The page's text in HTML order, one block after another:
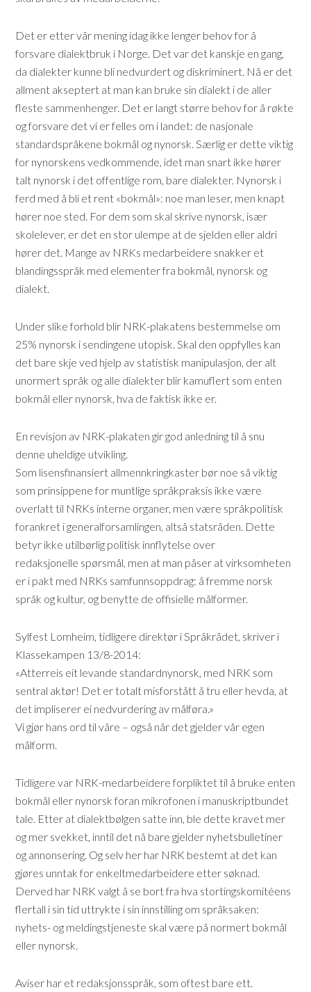
Det er etter vår mening idag ikke lenger behov for å
forsvare dialektbruk i Norge. Det var det kanskje en gang,
da dialekter kunne bli nedvurdert og diskriminert. Nå er det
allment akseptert at man kan bruke sin dialekt i de aller
fleste sammenhenger. Det er langt større behov for å røkte
og forsvare det vi er felles om i landet: de nasjonale
standardspråkene bokmål og nynorsk. Særlig er dette viktig
for nynorskens vedkommende, idet man snart ikke hører
talt nynorsk i det offentlige rom, bare dialekter. Nynorsk i
ferd med å bli et rent «bokmål»: noe man leser, men knapt
hører noe sted. For dem som skal skrive nynorsk, især
skolelever, er det en stor ulempe at de sjelden eller aldri
hører det. Mange av NRKs medarbeidere snakker et
blandingsspråk med elementer fra bokmål, nynorsk og
dialekt.
Under slike forhold blir NRK-plakatens bestemmelse om
25% nynorsk i sendingene utopisk. Skal den oppfylles kan
det bare skje ved hjelp av statistisk manipulasjon, der alt
unormert språk og alle dialekter blir kamuflert som enten
bokmål eller nynorsk, hva de faktisk ikke er.
En revisjon av NRK-plakaten gir god anledning til å snu
denne uheldige utvikling.
Som lisensfinansiert allmennkringkaster bør noe så viktig
som prinsippene for muntlige språkpraksis ikke være
overlatt til NRKs interne organer, men være språkpolitisk
forankret i generalforsamlingen, altså statsråden. Dette
betyr ikke utilbørlig politisk innflytelse over
redaksjonelle spørsmål, men at man påser at virksomheten
er i pakt med NRKs samfunnsoppdrag: å fremme norsk
språk og kultur, og benytte de offisielle målformer.
Sylfest Lomheim, tidligere direktør i Språkrådet, skriver i
Klassekampen 13/8-2014:
«Atterreis eit levande standardnynorsk, med NRK som
sentral aktør! Det er totalt misforstått å tru eller hevda, at
det impliserer ei nedvurdering av målføra.»
Vi gjør hans ord til våre – også når det gjelder vår egen
målform.
Tidligere var NRK-medarbeidere forpliktet til å bruke enten
bokmål eller nynorsk foran mikrofonen i manuskriptbundet
tale. Etter at dialektbølgen satte inn, ble dette kravet mer
og mer svekket, inntil det nå bare gjelder nyhetsbulletiner
og annonsering. Og selv her har NRK bestemt at det kan
gjøres unntak for enkeltmedarbeidere etter søknad.
Derved har NRK valgt å se bort fra hva stortingskomitéens
flertall i sin tid uttrykte i sin innstilling om språksaken:
nyhets- og meldingstjeneste skal være på normert bokmål
eller nynorsk.
Aviser har et redaksjonsspråk, som oftest bare ett.